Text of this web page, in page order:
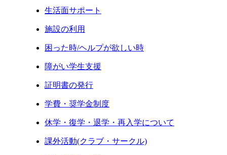
生活面サポート
施設の利用
困った時/ヘルプが欲しい時
障がい学生支援
証明書の発行
学費・奨学金制度
休学・復学・退学・再入学について
課外活動(クラブ・サークル)